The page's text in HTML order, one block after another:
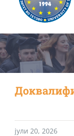
јули 20, 2026